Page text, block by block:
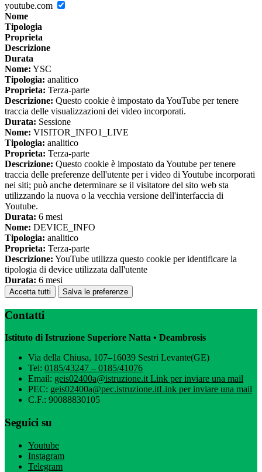
youtube.com
Nome
Tipologia
Proprieta
Descrizione
Durata
Nome: YSC
Tipologia: analitico
Proprieta: Terza-parte
Descrizione: Questo cookie è impostato da YouTube per tenere
traccia delle visualizzazioni dei video incorporati.
Durata: Sessione
Nome: VISITOR_INFO1_LIVE
Tipologia: analitico
Proprieta: Terza-parte
Descrizione: Questo cookie è impostato da Youtube per tenere
traccia delle preferenze dell'utente per i video di Youtube incorporati
nei siti; può anche determinare se il visitatore del sito web sta
utilizzando la nuova o la vecchia versione dell'interfaccia di
Youtube.
Durata: 6 mesi
Nome: DEVICE_INFO
Tipologia: analitico
Proprieta: Terza-parte
Descrizione: YouTube utilizza questo cookie per identificare la
tipologia di device utilizzata dall'utente
Durata: 6 mesi
Accetta tutti Salva le preferenze
Contatti
Istituto di Istruzione Superiore Natta • Deambrosis
Via della Chiusa, 107–16039 Sestri Levante(GE)
Tel: 0185/43247 – 0185/41076
Email: geis02400a@istruzione.itLink per inviare una mail
PEC: geis02400a@pec.istruzione.itLink per inviare una mail
C.F.: 90088830105
Seguici su
Youtube
Instagram
Telegram